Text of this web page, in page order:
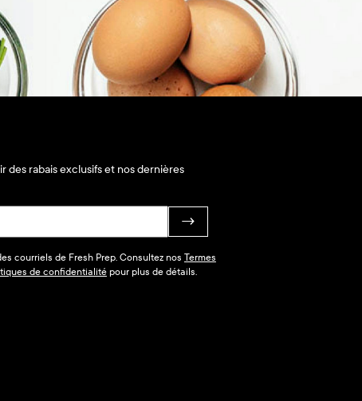
des rabais exclusifs et nos dernières
→
courriels de Fresh Prep. Consultez nos Termes
de confidentialitépour plus de détails.